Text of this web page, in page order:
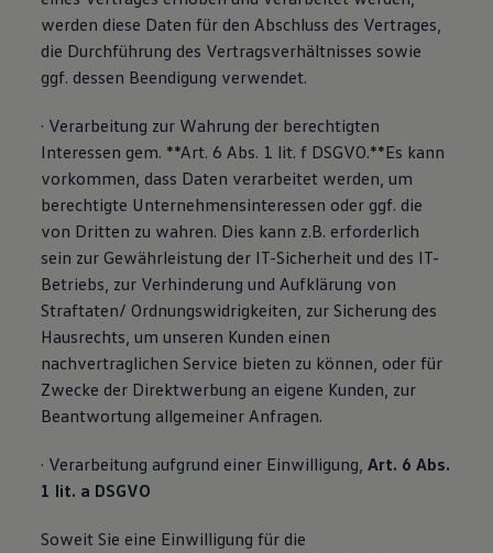
werden diese Daten für den Abschluss des Vertrages,
die Durchführung des Vertragsverhältnisses sowie
ggf. dessen Beendigung verwendet.
· Verarbeitung zur Wahrung der berechtigten
Interessen gem. **Art. 6 Abs. 1 lit. f DSGVO.**Es kann
vorkommen, dass Daten verarbeitet werden, um
berechtigte Unternehmensinteressen oder ggf. die
von Dritten zu wahren. Dies kann z.B. erforderlich
sein zur Gewährleistung der IT-Sicherheit und des IT-
Betriebs, zur Verhinderung und Aufklärung von
Straftaten/ Ordnungswidrigkeiten, zur Sicherung des
Hausrechts, um unseren Kunden einen
nachvertraglichen Service bieten zu können, oder für
Zwecke der Direktwerbung an eigene Kunden, zur
Beantwortung allgemeiner Anfragen.
· Verarbeitung aufgrund einer Einwilligung,Art. 6 Abs.
1 lit. a DSGVO
Soweit Sie eine Einwilligung für die